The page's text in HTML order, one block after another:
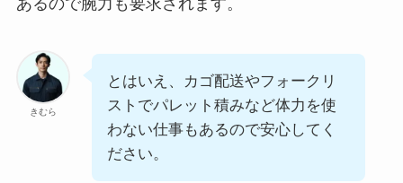
きむら
とはいえ、カゴ配送やフォークリ
ストでパレット積みなど体力を使
わない仕事もあるので安心してく
ださい。